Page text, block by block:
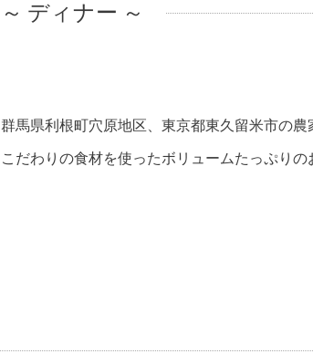
～ ディナー ～
群馬県利根町穴原地区、東京都東久留米市の
こだわりの食材を使ったボリュームたっぷり